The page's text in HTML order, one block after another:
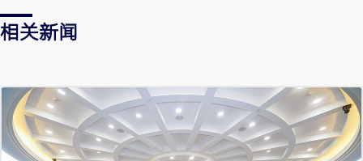
相关新闻